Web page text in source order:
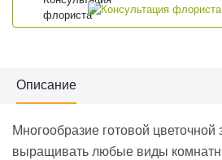
Описание
Многообразие готовой цветочной
выращивать любые виды